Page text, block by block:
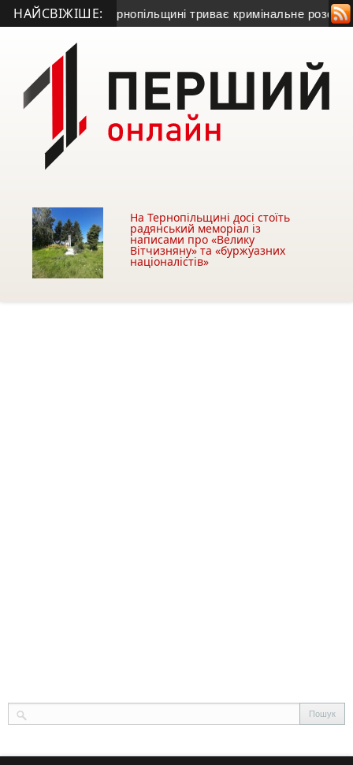
НАЙСВІЖІШЕ:
Серет: на Тернопільщині триває кримінальне
На Тернопільщині досі стоїть
радянський меморіал із
написами про «Велику
Вітчизняну» та «буржуазних
націоналістів»